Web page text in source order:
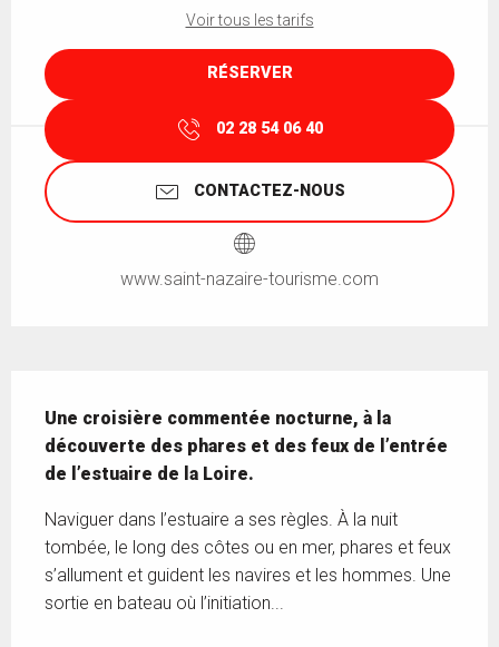
Voir tous les tarifs
RÉSERVER
02 28 54 06 40
CONTACTEZ-NOUS
www.saint-nazaire-tourisme.com
Une croisière commentée nocturne, à la
découverte des phares et des feux de l’entrée
de l’estuaire de la Loire.
Naviguer dans l’estuaire a ses règles. À la nuit
tombée, le long des côtes ou en mer, phares et feux
s’allument et guident les navires et les hommes. Une
sortie en bateau où l’initiation...